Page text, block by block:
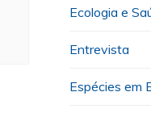
Ecologia e
Entrevista
Espécies em